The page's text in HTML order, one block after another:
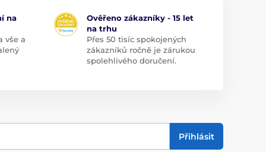
na
vše a
Ověřeno zákazníky - 15 let
na trhu
Přes 50 tisíc spokojených
zákazníků ročně je zárukou
spolehlivého doručení.
Přihlásit